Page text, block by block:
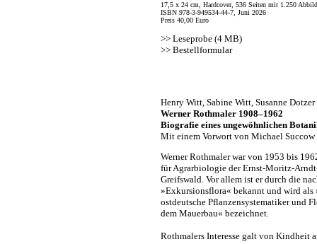
17,5 x 24 cm, Hardcover, 536 Seiten mit 1.250
ISBN 978-3-949534-44-7, Juni 2026
Preis 40,00 Euro
>> Leseprobe (4 MB)
>> Bestellformular
Henry Witt, Sabine Witt, Susanne Dotzer
Werner Rothmaler 1908–1962
Biografie eines ungewöhnlichen
Mit einem Vorwort von Michael Succow
Werner Rothmaler war von 1953 bis
für Agrarbiologie der Ernst-Moritz-
Greifswald. Vor allem ist er durch die
»Exkursionsflora« bekannt und wird als
ostdeutsche Pflanzensystematiker und
dem Mauerbau« bezeichnet.
Rothmalers Interesse galt von Kindheit